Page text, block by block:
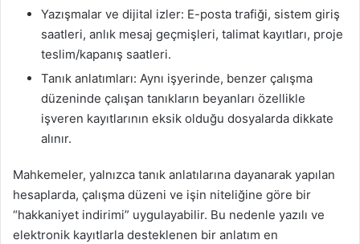
Yazışmalar ve dijital izler: E-posta trafiği, sistem giriş
saatleri, anlık mesaj geçmişleri, talimat kayıtları, proje
teslim/kapanış saatleri.
Tanık anlatımları: Aynı işyerinde, benzer çalışma
düzeninde çalışan tanıkların beyanları özellikle
işveren kayıtlarının eksik olduğu dosyalarda dikkate
alınır.
Mahkemeler, yalnızca tanık anlatılarına dayanarak yapılan
hesaplarda, çalışma düzeni ve işin niteliğine göre bir
“hakkaniyet indirimi” uygulayabilir. Bu nedenle yazılı ve
elektronik kayıtlarla desteklenen bir anlatım en